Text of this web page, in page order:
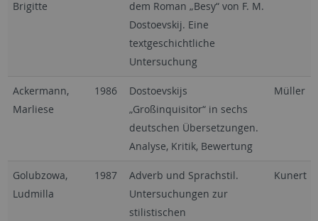
Brigitte
dem Roman „Besy“ von F. M.
Dostoevskij. Eine
textgeschichtliche
Untersuchung
Ackermann,
Marliese
1986
Dostoevskijs
„Großinquisitor“ in sechs
deutschen Übersetzungen.
Analyse, Kritik, Bewertung
Müller
Golubzowa,
Ludmilla
1987
Adverb und Sprachstil.
Untersuchungen zur
stilistischen
Kunert